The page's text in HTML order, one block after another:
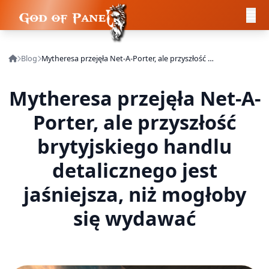
Blog Mytheresa przejęła Net-A-Porter, ale przyszłość brytyjskiego handlu detalicznego jest jaśniejsza, niż mogłoby się wydawać
Mytheresa przejęła Net-A-
Porter, ale przyszłość
brytyjskiego handlu
detalicznego jest
jaśniejsza, niż mogłoby
się wydawać